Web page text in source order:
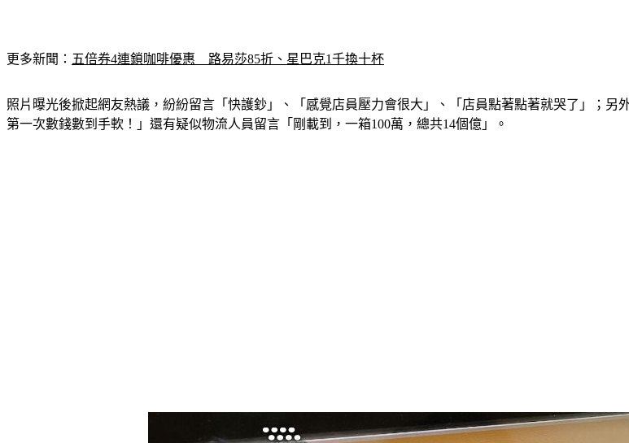
更多新聞： 五倍券4連鎖咖啡優惠　路易莎85折、星巴克1千換十杯
照片曝光後掀起網友熱議，紛紛留言「快護鈔」、「感覺店員壓力會很大」、「店員點著點著就哭了」；
第一次數錢數到手軟！」還有疑似物流人員留言「剛載到，一箱100萬，總共14個億」。